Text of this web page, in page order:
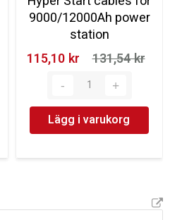
9000/12000Ah power
station
115,10 kr‎
131,54 kr‎
Lägg i varukorg